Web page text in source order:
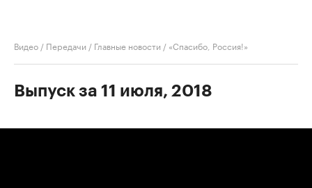
Видео / Передачи / Главные новости / «Спасибо, Россия!»
Выпуск за 11 июля, 2018